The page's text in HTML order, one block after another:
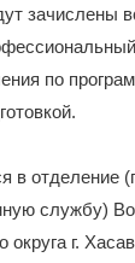
зачислены
по
в отделение
службу)
округа г.